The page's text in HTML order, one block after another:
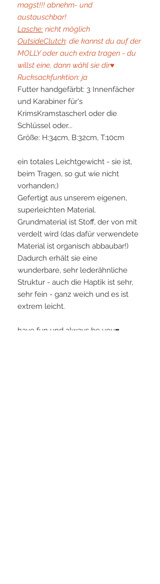
magst!!! abnehm- und
austauschbar!
Lasche: nicht möglich
OutsideClutch: die kannst du auf der
MOLLY oder auch extra tragen - du
willst eine, dann wähl sie dir♥
Rucksackfunktion: ja
Futter handgefärbt: 3 Innenfächer
und Karabiner für's
KrimsKramstascherl oder die
Schlüssel oder...
Größe: H:34cm, B:32cm, T:10cm
ein totales Leichtgewicht - sie ist,
beim Tragen, so gut wie nicht
vorhanden;)
Gefertigt aus unserem eigenen,
superleichten Material.
Grundmaterial ist Stoff, der von mit
verdelt wird (das dafür verwendete
Material ist organisch abbaubar!)
Dadurch erhält sie eine
wunderbare, sehr lederähnliche
Struktur - auch die Haptik ist sehr,
sehr fein - ganz weich und es ist
extrem leicht.
have fun und always be you♥